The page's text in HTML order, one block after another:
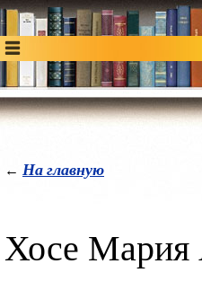
← На главную
Хосе Мария